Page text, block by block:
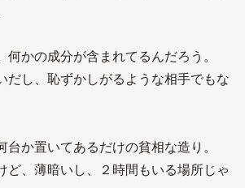
かの成分が含まれてるんだろう。
だし、恥ずかしがるような相手でもな
か置いてあるだけの貧相な造り。
ど、薄暗いし、２時間もいる場所じゃ